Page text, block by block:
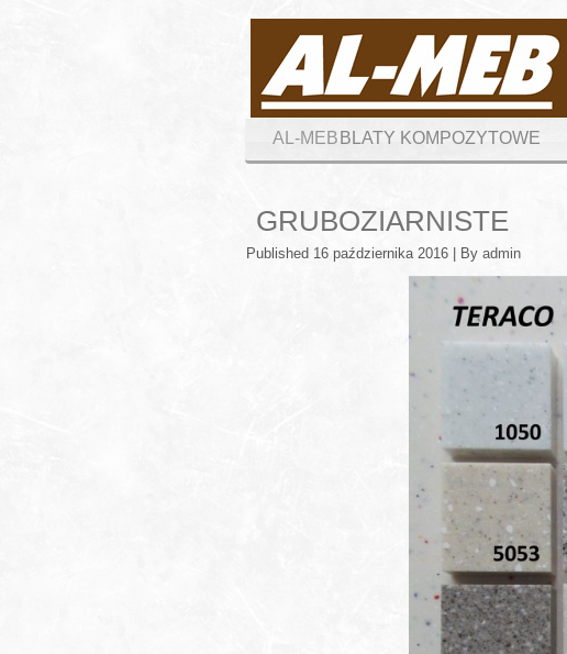
AL-MEB BLATY KOMPOZYTOWE
GRUBOZIARNISTE
Published 16 października 2016 By admin